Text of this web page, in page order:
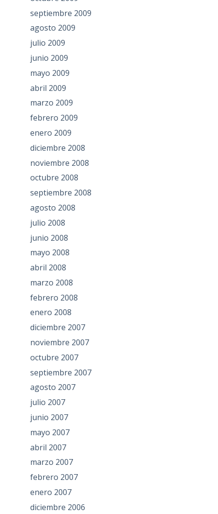
septiembre 2009
agosto 2009
julio 2009
junio 2009
mayo 2009
abril 2009
marzo 2009
febrero 2009
enero 2009
diciembre 2008
noviembre 2008
octubre 2008
septiembre 2008
agosto 2008
julio 2008
junio 2008
mayo 2008
abril 2008
marzo 2008
febrero 2008
enero 2008
diciembre 2007
noviembre 2007
octubre 2007
septiembre 2007
agosto 2007
julio 2007
junio 2007
mayo 2007
abril 2007
marzo 2007
febrero 2007
enero 2007
diciembre 2006